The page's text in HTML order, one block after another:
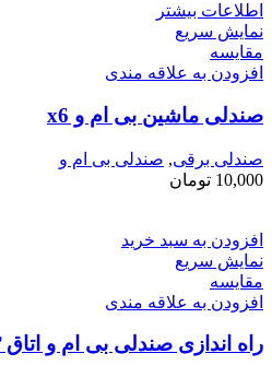
اطلاعات بیشتر
نمایش سریع
مقايسه
افزودن به علاقه مندی
صندلی ماشین بی ام و x6
صندلی برقی, صندلی بی ام و
10,000 تومان
افزودن به سبد خرید
نمایش سریع
مقايسه
افزودن به علاقه مندی
راه اندازی صندلی بی ام و اتاق ۳ و یا ۴و یا ۵